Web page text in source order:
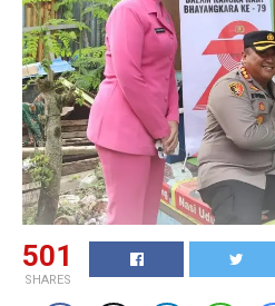
501
SHARES